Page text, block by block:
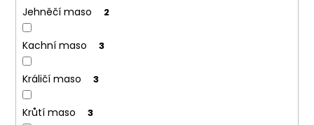
Jehněčí maso 2
Kachní maso 3
Králičí maso 3
Krůtí maso 3